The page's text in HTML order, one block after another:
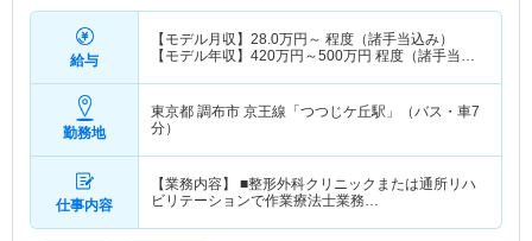
給与
【モデル月収】 28.0万円～ 程度（諸手当込み）
【モデル年収】 420万円～500万円 程度（諸手当込
勤務地
東京都 調布市 京王線「つつじケ丘駅」（バス・車7
分）
仕事内容
【業務内容】 ■整形外科クリニックまたは通所リハ
ビリテーションで作業療法士業務…